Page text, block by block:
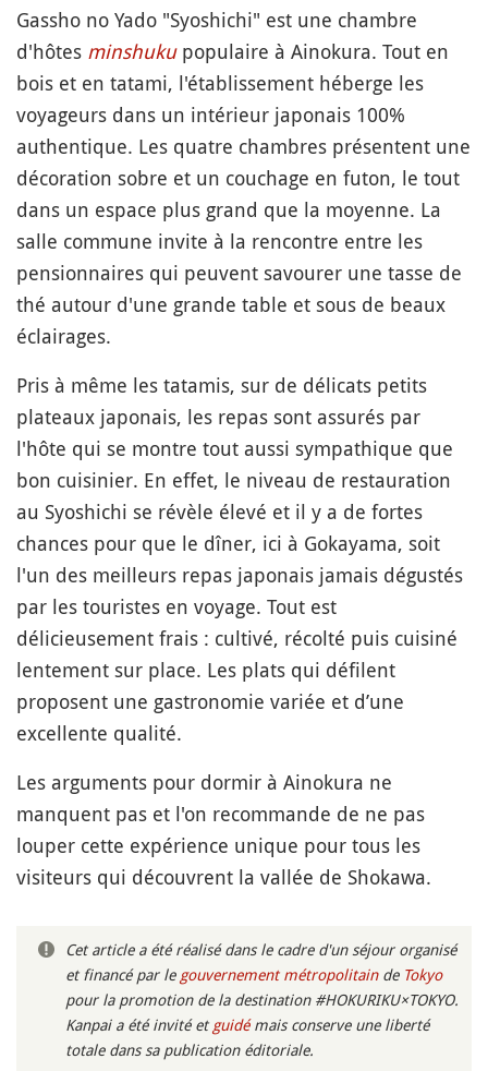
Gassho no Yado "Syoshichi" est une chambre
d'hôtes minshukupopulaire à Ainokura. Tout en
bois et en tatami, l'établissement héberge les
voyageurs dans un intérieur japonais 100%
authentique. Les quatre chambres présentent une
décoration sobre et un couchage en futon, le tout
dans un espace plus grand que la moyenne. La
salle commune invite à la rencontre entre les
pensionnaires qui peuvent savourer une tasse de
thé autour d'une grande table et sous de beaux
éclairages.
Pris à même les tatamis, sur de délicats petits
plateaux japonais, les repas sont assurés par
l'hôte qui se montre tout aussi sympathique que
bon cuisinier. En effet, le niveau de restauration
au Syoshichi se révèle élevé et il y a de fortes
chances pour que le dîner, ici à Gokayama, soit
l'un des meilleurs repas japonais jamais dégustés
par les touristes en voyage. Tout est
délicieusement frais : cultivé, récolté puis cuisiné
lentement sur place. Les plats qui défilent
proposent une gastronomie variée et d’une
excellente qualité.
Les arguments pour dormir à Ainokura ne
manquent pas et l'on recommande de ne pas
louper cette expérience unique pour tous les
visiteurs qui découvrent la vallée de Shokawa.
Cet article a été réalisé dans le cadre d'un séjour organisé
et financé par le gouvernement métropolitainde Tokyo
pour la promotion de la destination #HOKURIKU×TOKYO.
Kanpai a été invité et guidémais conserve une liberté
totale dans sa publication éditoriale.